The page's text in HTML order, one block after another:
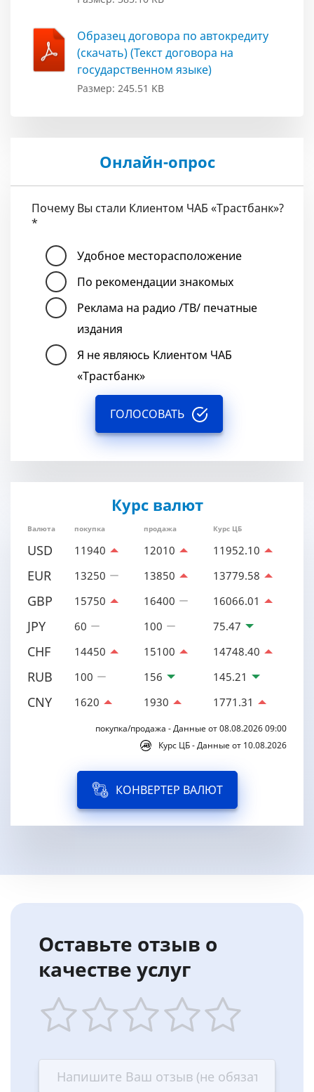
Образец договора по автокредиту
(скачать) (Текст договора на
государственном языке)
Размер: 245.51 KB
Онлайн-опрос
Почему Вы стали Клиентом ЧАБ «Трастбанк»?
*
Удобное месторасположение
По рекомендации знакомых
Реклама на радио /ТВ/ печатные
издания
Я не являюсь Клиентом ЧАБ
«Трастбанк»
ГОЛОСОВАТЬ
Курс валют
Валюта покупка продажа Курс ЦБ
USD 11940 12010 11952.10
EUR 13250 13850 13779.58
GBP 15750 16400 16066.01
JPY 60 100 75.47
CHF 14450 15100 14748.40
RUB 100 156 145.21
CNY 1620 1930 1771.31
покупка/продажа - Данные от 08.08.2026 09:00
Курс ЦБ - Данные от 10.08.2026
КОНВЕРТЕР ВАЛЮТ
Оставьте отзыв о
качестве услуг
star
stars
—
stars
—
stars
—
stars
—